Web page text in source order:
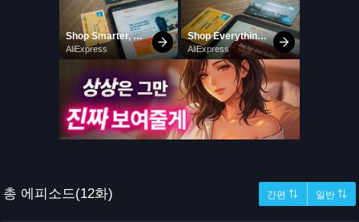
총 에피소드(12화) 간편 ⇅ 일반 ⇅